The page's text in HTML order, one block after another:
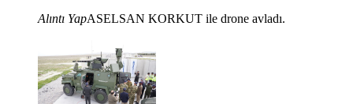
Alıntı YapASELSAN KORKUT ile drone avladı.